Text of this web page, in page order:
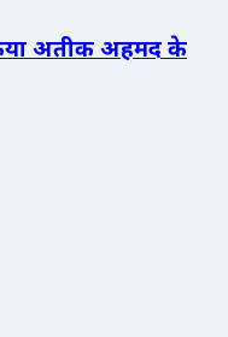
अतीक अहमद के